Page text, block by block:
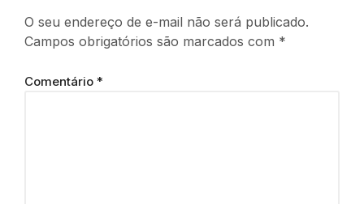
O seu endereço de e-mail não será publicado.
Campos obrigatórios são marcados com *
Comentário *